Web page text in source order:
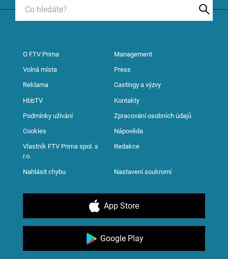
O FTV Prima Management
Volná místa Press
Reklama Castingy a výzvy
HbbTV Kontakty
Podmínky užívání Zpracování osobních údajů
Cookies Nápověda
Vlastník FTV Prima spol. s
r.o.
Redakce
Nahlásit chybu Nastavení soukromí
App Store
Google Play